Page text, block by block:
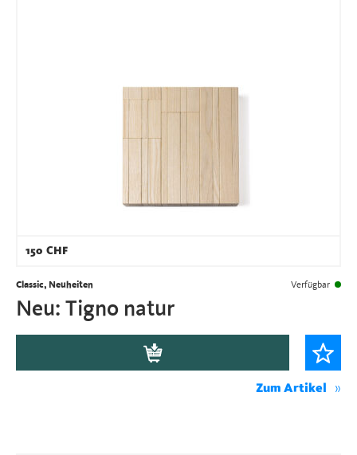
150 CHF
Classic, Neuheiten Verfügbar
Neu: Tigno natur
Zum Artikel